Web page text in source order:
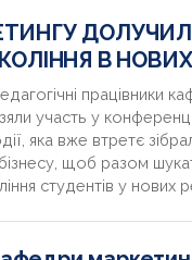
В
працівники
участь у
яка вже втретє
щоб разом
студентів у нових